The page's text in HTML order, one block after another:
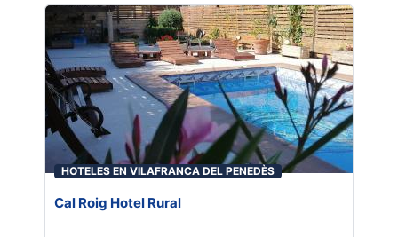
HOTELES EN VILAFRANCA DEL PENEDÈS
Cal Roig Hotel Rural